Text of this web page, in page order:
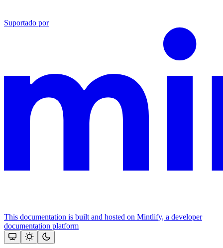
Suportado por
This documentation is built and hosted on Mintlify, a developer
documentation platform